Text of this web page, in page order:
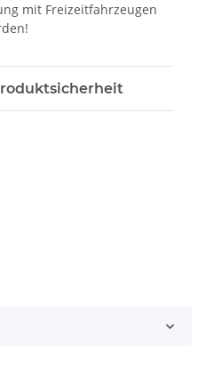
mit Freizeitfahrzeugen